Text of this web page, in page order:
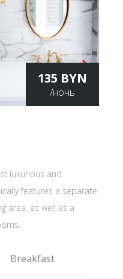
135 BYN
/ночь
luxurious and
features a separate
area, as well as a
Breakfast